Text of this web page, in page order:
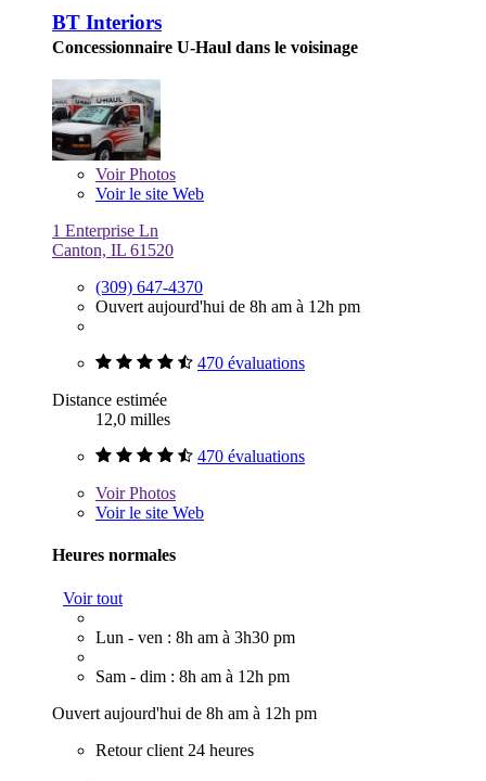
BT Interiors
Concessionnaire U-Haul dans le voisinage
VoirPhotos
Voir le site Web
1 Enterprise Ln
Canton, IL 61520
(309) 647-4370
Ouvert aujourd'hui de 8h am à 12h pm
470 évaluations
Distance estimée
12,0 milles
470 évaluations
VoirPhotos
Voir le site Web
Heures normales
Voir tout
Lun - ven : 8h am à 3h30 pm
Sam - dim : 8h am à 12h pm
Ouvert aujourd'hui de 8h am à 12h pm
Retour client 24 heures